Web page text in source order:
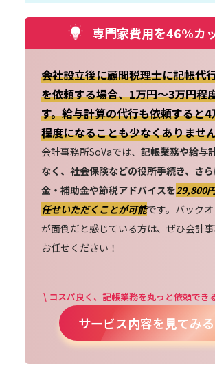
専門家費用を46%カ
会社設立後に顧問税理士に記帳代
を依頼する場合、1万円～3万円程
す。給与計算の代行も依頼すると
程度になることも少なくありませ
会計事務所SoVaでは、 記帳業務や給与
なく、社会保険などの役所手続き、さ
金・補助金や節税アドバイスを29,800
任せいただくことが可能です。バック
が面倒だと感じている方は、ぜひ会計
お任せください！
\ コスパ良く、記帳業務を丸っと依頼でき
サービス内容を見てみ